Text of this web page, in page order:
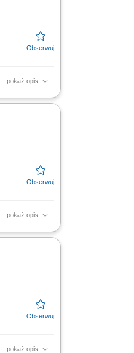
pokaż opis
pokaż opis
pokaż opis